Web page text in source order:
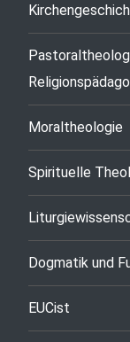
Moraltheologie
Spirituelle
Dogmatik und
EUCist